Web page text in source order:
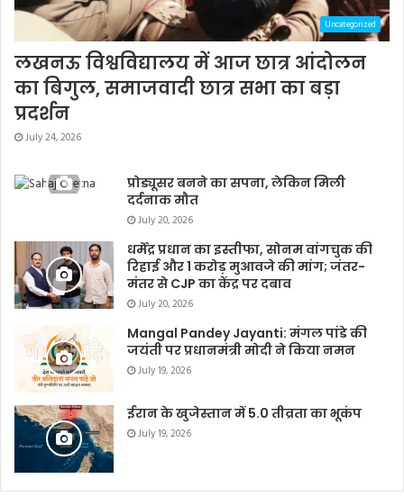
Uncategorized
लखनऊ विश्वविद्यालय में आज छात्र आंदोलन
का बिगुल, समाजवादी छात्र सभा का बड़ा
प्रदर्शन
July 24, 2026
प्रोड्यूसर बनने का सपना, लेकिन मिली
दर्दनाक मौत
July 20, 2026
धर्मेंद्र प्रधान का इस्तीफा, सोनम वांगचुक की
रिहाई और 1 करोड़ मुआवजे की मांग; जंतर-
मंतर से CJP का केंद्र पर दबाव
July 20, 2026
Mangal Pandey Jayanti: मंगल पांडे की
जयंती पर प्रधानमंत्री मोदी ने किया नमन
July 19, 2026
ईरान के खुजेस्तान में 5.0 तीव्रता का भूकंप
July 19, 2026